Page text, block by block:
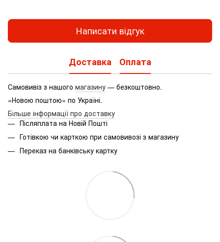
Написати відгук
Доставка Оплата
Самовивіз з нашого магазину — безкоштовно.
«Новою поштою» по Україні.
Більше інформації про доставку
Післяплата на Новій Пошті
Готівкою чи карткою при самовивозі з магазину
Переказ на банківську картку